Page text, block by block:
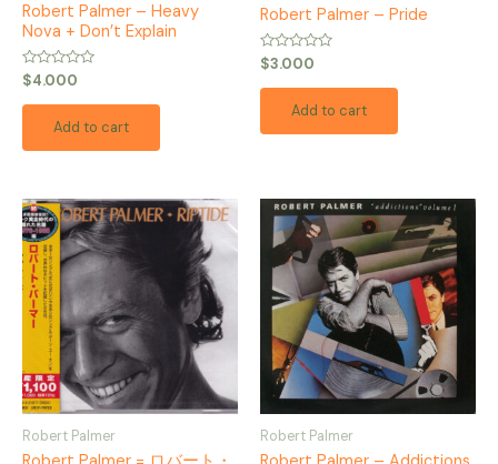
Robert Palmer – Heavy
Nova + Don’t Explain
Rated
0
out
$4.000
Add to cart
Robert Palmer – Pride
Rated
0
out
$3.000
Add to cart
Robert Palmer Robert Palmer